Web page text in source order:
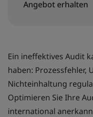
Angebot erhalten
Ein ineffektives Audit
haben: Prozessfehler,
Nichteinhaltung
Optimieren Sie Ihre
international